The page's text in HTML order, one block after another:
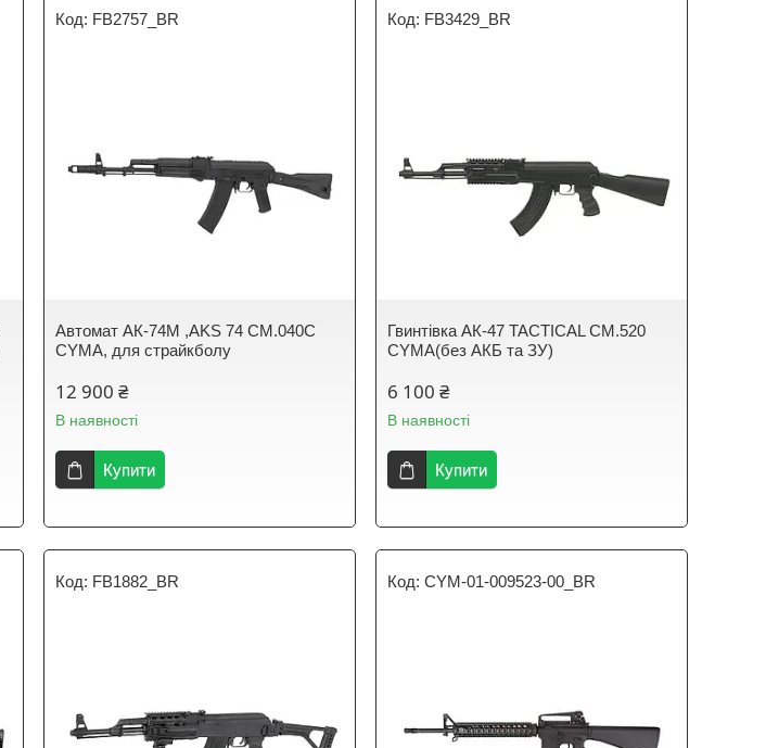
FB2757_BR
Автомат АК-74М ,AKS 74 CM.040C
CYMA, для страйкболу
12 900 ₴
В наявності
Купити
FB3429_BR
Гвинтівка АК-47 TACTICAL CM.520
CYMA(без АКБ та ЗУ)
6 100 ₴
В наявності
Купити
FB1882_BR CYM-01-009523-00_BR